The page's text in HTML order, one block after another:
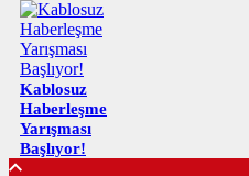
Kablosuz
Haberleşme
Yarışması
Başlıyor!